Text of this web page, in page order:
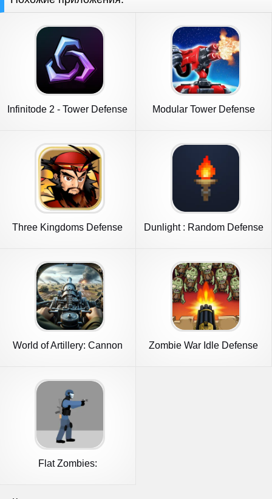
Infinitode 2 - Tower Defense Modular Tower Defense
Three Kingdoms Defense Dunlight : Random Defense
World of Artillery: Cannon
Zombie War Idle Defense
Flat Zombies: